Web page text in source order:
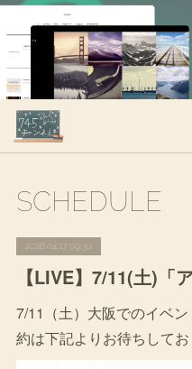
SCHEDULE
2026.04.17 09:30
7/11（土）大阪でのイベ
約は下記よりお待ちしてお